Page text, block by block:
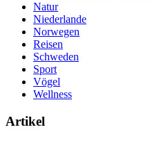
Natur
Niederlande
Norwegen
Reisen
Schweden
Sport
Vögel
Wellness
Artikel